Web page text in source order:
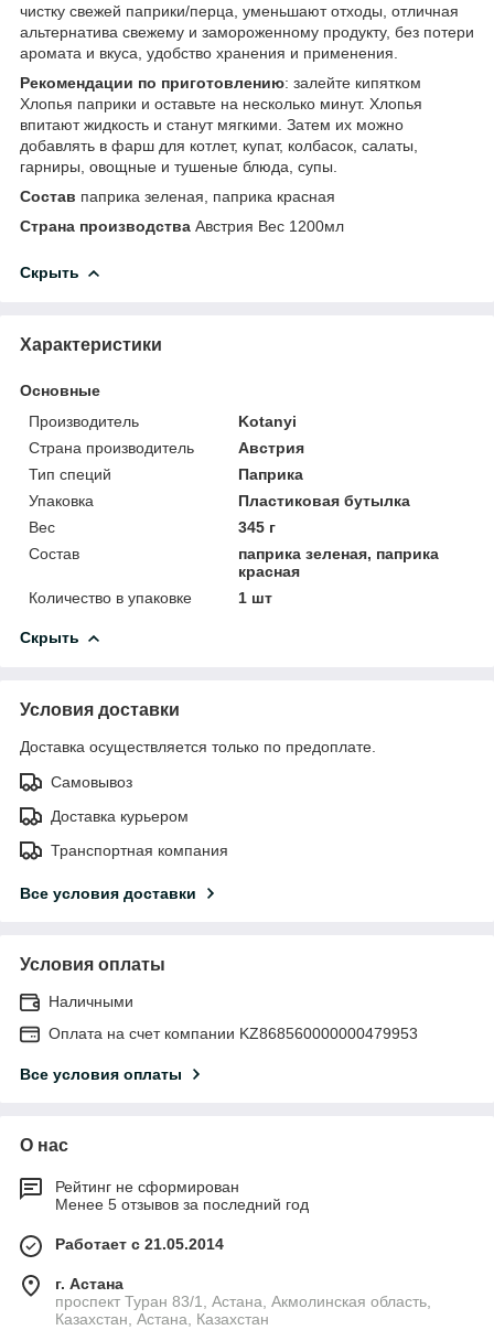
чистку свежей паприки/перца, уменьшают отходы, отличная
альтернатива свежему и замороженному продукту, без потери
аромата и вкуса, удобство хранения и применения.
Рекомендации по приготовлению: залейте кипятком
Хлопья паприки и оставьте на несколько минут. Хлопья
впитают жидкость и станут мягкими. Затем их можно
добавлять в фарш для котлет, купат, колбасок, салаты,
гарниры, овощные и тушеные блюда, супы.
Состав паприка зеленая, паприка красная
Страна производства Австрия Вес 1200мл
Скрыть
Характеристики
Основные
Производитель
Kotanyi
Страна производитель
Австрия
Тип специй
Паприка
Упаковка
Пластиковая бутылка
Вес
345 г
Состав
паприка зеленая, паприка
красная
Количество в упаковке
1 шт
Скрыть
Условия доставки
Доставка осуществляется только по предоплате.
Самовывоз
Доставка курьером
Транспортная компания
Все условия доставки
Условия оплаты
Наличными
Оплата на счет компании KZ868560000000479953
Все условия оплаты
О нас
Рейтинг не сформирован
Менее 5 отзывов за последний год
Работает с 21.05.2014
г. Астана
проспект Туран 83/1, Астана, Акмолинская область,
Казахстан, Астана, Казахстан